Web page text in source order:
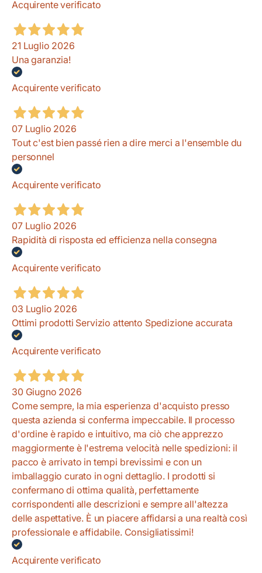
Acquirente verificato
21 Luglio 2026
Una garanzia!
Acquirente verificato
07 Luglio 2026
Tout c'est bien passé rien a dire merci a l'ensemble du
personnel
Acquirente verificato
07 Luglio 2026
Rapidità di risposta ed efficienza nella consegna
Acquirente verificato
03 Luglio 2026
Ottimi prodotti Servizio attento Spedizione accurata
Acquirente verificato
30 Giugno 2026
Come sempre, la mia esperienza d'acquisto presso
questa azienda si conferma impeccabile. Il processo
d'ordine è rapido e intuitivo, ma ciò che apprezzo
maggiormente è l'estrema velocità nelle spedizioni: il
pacco è arrivato in tempi brevissimi e con un
imballaggio curato in ogni dettaglio. I prodotti si
confermano di ottima qualità, perfettamente
corrispondenti alle descrizioni e sempre all'altezza
delle aspettative. È un piacere affidarsi a una realtà così
professionale e affidabile. Consigliatissimi!
Acquirente verificato